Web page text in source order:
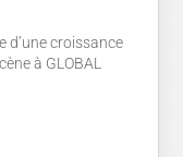
d’une croissance
à GLOBAL